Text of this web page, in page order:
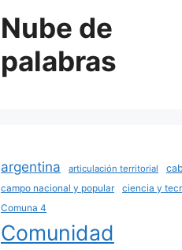
Nube de
palabras
argentina articulación territorial
campo nacional y popular
ciencia y
Comuna 4
Comunidad